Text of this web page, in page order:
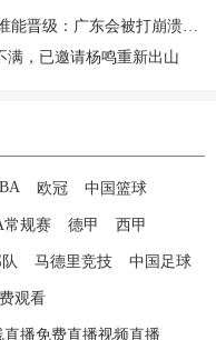
晋级：广东会被打崩溃吗？
满，已邀请杨鸣重新出山
欧冠 中国篮球
常规赛 德甲 西甲
马德里竞技 中国足球
观看
直播免费直播视频直播